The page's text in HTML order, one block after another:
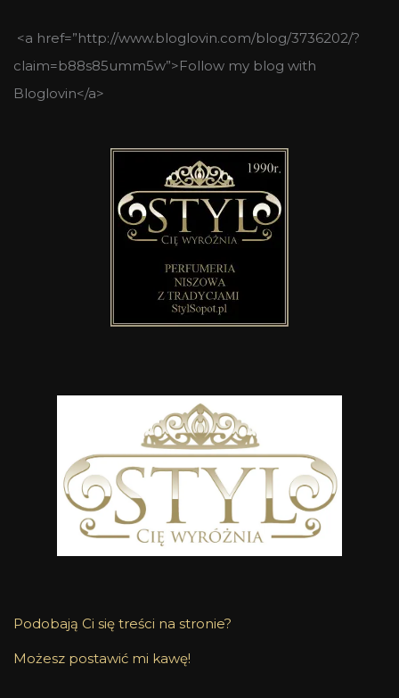
<a href=”http://www.bloglovin.com/blog/3736202/?
claim=b88s85umm5w”>Follow my blog with
Bloglovin</a>
Podobają Ci się treści na stronie?
Możesz postawić mi kawę!